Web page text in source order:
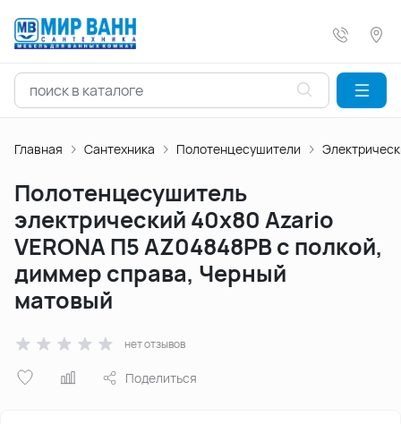
Главная Сантехника Полотенцесушители
Полотенцесушитель
электрический 40х80 Azario
VERONA П5 AZ04848PB с полкой,
диммер справа, Черный
матовый
нет отзывов
Поделиться